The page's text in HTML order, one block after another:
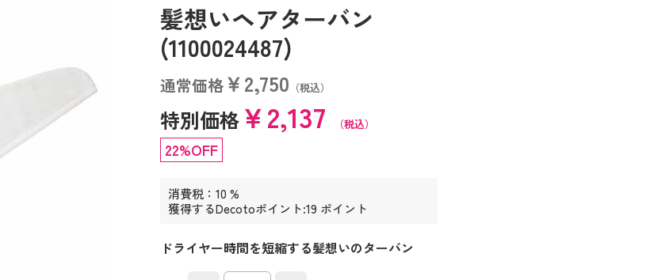
髪想いヘアターバン
(1100024487)
通常価格￥2,750 （税込）
特別価格￥2,137 （税込）
22%OFF
消費税：10 %
獲得するDecotoポイント:19 ポイント
ドライヤー時間を短縮する髪想いのターバン